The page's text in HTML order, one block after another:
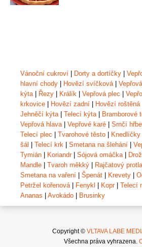
Vánoční cukroví Dorty a dortíčky
hlavní chody
Hovězí svíčková|
kýta| Řezy Králík Vepřová plec
krkovice
Hovězí zadní Hovězí roštěná|
Jehněčí kýta| Telecí kýta| Bramborové
Vepřová hlava| Vepřové karé Srnčí
Telecí plec
Tvarohové těsto
šál
Telecí krk Smetana na šlehání
Tymián
Koriandr| Sójová omáčka|
Mandle
Tvaroh měkký Rajčatový
Smetana na vaření
Špenát Krevety
Petržel kořenová| Fenykl Kopr| Telecí
Ananas
Avokádo Brusinky
Copyright © VLTAVA LABE
Všechna práva vyhrazena.